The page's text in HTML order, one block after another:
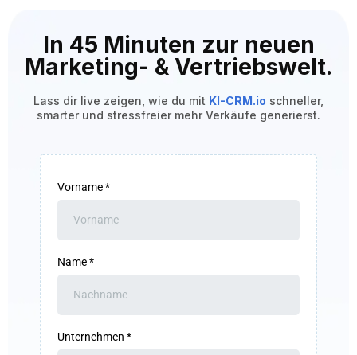
In 45 Minuten zur neuen
Marketing- & Vertriebswelt.
Lass dir live zeigen, wie du mit KI-CRM.io schneller,
smarter und stressfreier mehr Verkäufe generierst.
Vorname*
Name*
Unternehmen *